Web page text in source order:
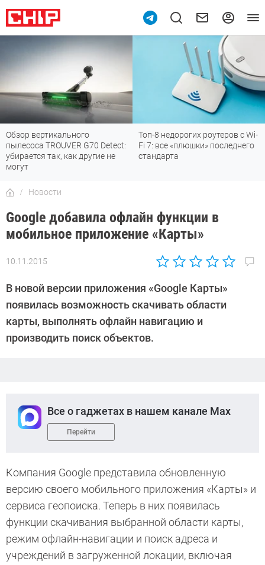
Обзор вертикального
пылесоса TROUVER G70 Detect:
убирается так, как другие не
могут
Топ-8 недорогих роутеров с Wi-
Fi 7: все «плюшки» последнего
стандарта
Новости
Google добавила офлайн функции в
мобильное приложение «Карты»
10.11.2015
Автор:
Киреев
В новой версии приложения «Google Карты»
появилась возможность скачивать области
карты, выполнять офлайн навигацию и
производить поиск объектов.
Все о гаджетах в нашем канале Max
Перейти
Компания Google представила обновленную
версию своего мобильного приложения «Карты» и
сервиса геопоиска. Теперь в них появилась
функции скачивания выбранной области карты,
режим офлайн-навигации и поиск адреса и
учреждений в загруженной локации, включая